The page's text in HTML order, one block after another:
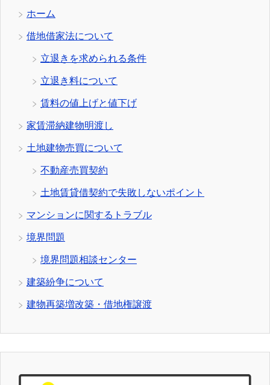
ホーム
借地借家法について
立退きを求められる条件
立退き料について
賃料の値上げと値下げ
家賃滞納建物明渡し
土地建物売買について
不動産売買契約
土地賃貸借契約で失敗しないポイント
マンションに関するトラブル
境界問題
境界問題相談センター
建築紛争について
建物再築増改築・借地権譲渡